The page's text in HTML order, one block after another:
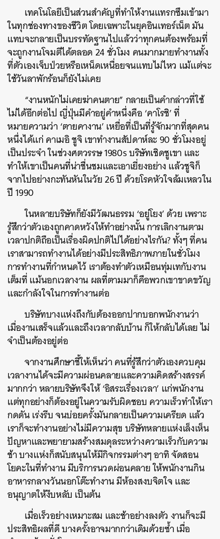
เทคโนโลยีเป็นส่วนสำคัญที่ทำให้งานแทรกซึมเข้ามา
ในทุกช่องทางของชีวิต โดยเฉพาะในยุคอินเทอร์เน็ต มัน
แทบจะกลายเป็นบรรทัดฐานไปแล้วว่าทุกคนต้องพร้อมที่
จะถูกงานโจมตีได้ตลอด 24 ชั่วโมง คนมากมายทำงานทั้ง
ที่ตัวเองเจ็บป่วยหรือเหน็ดเหนื่อยจนแทบไม่ไหว แม้แต่จะ
ใช้วันลาพักร้อนก็ยังไม่เคย
“งานหนักไม่เคยฆ่าคนตาย” กลายเป็นคำกล่าวที่ใช้
ไม่ได้อีกต่อไป ญี่ปุ่นมีคำอยู่คำหนึ่งคือ ‘คาโรชิ’ ที่
หมายความว่า ‘ตายคางาน’ เหยื่อที่เป็นที่รู้จักมากที่สุดคน
หนึ่งได้แก่ คาเมอิ ชูจิ เขาทำงานสัปดาห์ละ 90 ชั่วโมงอยู่
เป็นประจำ ในช่วงศตวรรษ 1980s บริษัทเชิดชูเขา และ
ทำให้เขาเป็นคนที่น่าชื่นชมและเอาเยี่ยงอย่าง แล้วชูจิก็
จากไปอย่างกะทันหันในวัย 26 ปี ด้วยโรคหัวใจล้มเหลวใน
ปี 1990
ในหลายบริษัทก็ยังมีวัฒนธรรม ‘อยู่โยง’ ด้วย เพราะ
รู้สึกว่าตัวเองถูกคาดหวังให้ทำอย่างนั้น การเลิกงานตาม
เวลาปกติถือเป็นเรื่องผิดปกติไปได้อย่างไรกัน? ทั้งๆ ที่คน
เราสามารถทำงานได้อย่างมีประสิทธิภาพภายในชั่วโมง
การทำงานที่กำหนดไว้ เราต้องทำตัวเหมือนทุ่มเทกับงาน
เต็มที่ แม้นอกเวลางาน ผลที่ตามมาก็คือพวกเขาขาดขวัญ
และกำลังใจในการทำงานต่อ
บริษัทบางแห่งถึงกับต้องออกปากบอกพนักงานว่า
เมื่องานเสร็จแล้วและถึงเวลากลับบ้าน ก็ให้กลับได้เลย ไม่
จำเป็นต้องอยู่ต่อ
จากงานศึกษาชี้ให้เห็นว่า คนที่รู้สึกว่าตัวเองควบคุม
เวลางานได้จะมีความผ่อนคลายและความคิดสร้างสรรค์
มากกว่า หลายบริษัทจึงให้ ‘อิสระเรื่องเวลา’ แก่พนักงาน
แต่ทุกอย่างก็ต้องอยู่ในความรับผิดชอบ ความเร็วทำให้เรา
กดดัน เร่งรีบ จนบ่อยครั้งมันกลายเป็นความเครียด แล้ว
เราก็จะทำงานอย่างไม่มีความสุข บริษัทหลายแห่งเล็งเห็น
ปัญหาและพยายามสร้างสมดุลระหว่างความเร็วกับความ
ช้า บางแห่งก็สนับสนุนให้มีกิจกรรมต่างๆ อาทิ จัดสอน
โยคะในที่ทำงาน มีบริการนวดผ่อนคลาย ให้พนักงานกิน
อาหารกลางวันนอกโต๊ะทำงาน มีห้องสงบจิตใจ และ
อนุญาตให้งีบหลับ เป็นต้น
เมื่อเร็วอย่างเหมาะสม และช้าอย่างลงตัว งานก็จะมี
ประสิทธิผลที่ดี บางครั้งอาจมากกว่าเดิมด้วยซ้ำ เมื่อ